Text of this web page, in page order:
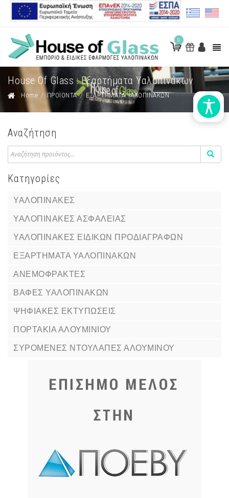
0
House Of Glass : Εξαρτήματα Υαλοπινάκων
Home / ΠΡΟΪΟΝΤΑ / ΕΞΑΡΤΗΜΑΤΑ ΥΑΛΟΠΙΝΑΚΩΝ
Αναζήτηση
Κατηγορίες
ΥΑΛΟΠΙΝΑΚΕΣ
ΥΑΛΟΠΙΝΑΚΕΣ ΑΣΦΑΛΕΙΑΣ
ΥΑΛΟΠΙΝΑΚΕΣ ΕΙΔΙΚΩΝ ΠΡΟΔΙΑΓΡΑΦΩΝ
ΕΞΑΡΤΗΜΑΤΑ ΥΑΛΟΠΙΝΑΚΩΝ
ΑΝΕΜΟΦΡΑΚΤΕΣ
ΒΑΦΕΣ ΥΑΛΟΠΙΝΑΚΩΝ
ΨΗΦΙΑΚΕΣ ΕΚΤΥΠΩΣΕΙΣ
ΠΟΡΤΑΚΙΑ ΑΛΟΥΜΙΝΙΟΥ
ΣΥΡΟΜΕΝΕΣ ΝΤΟΥΛΑΠΕΣ ΑΛΟΥΜΙΝΟΥ